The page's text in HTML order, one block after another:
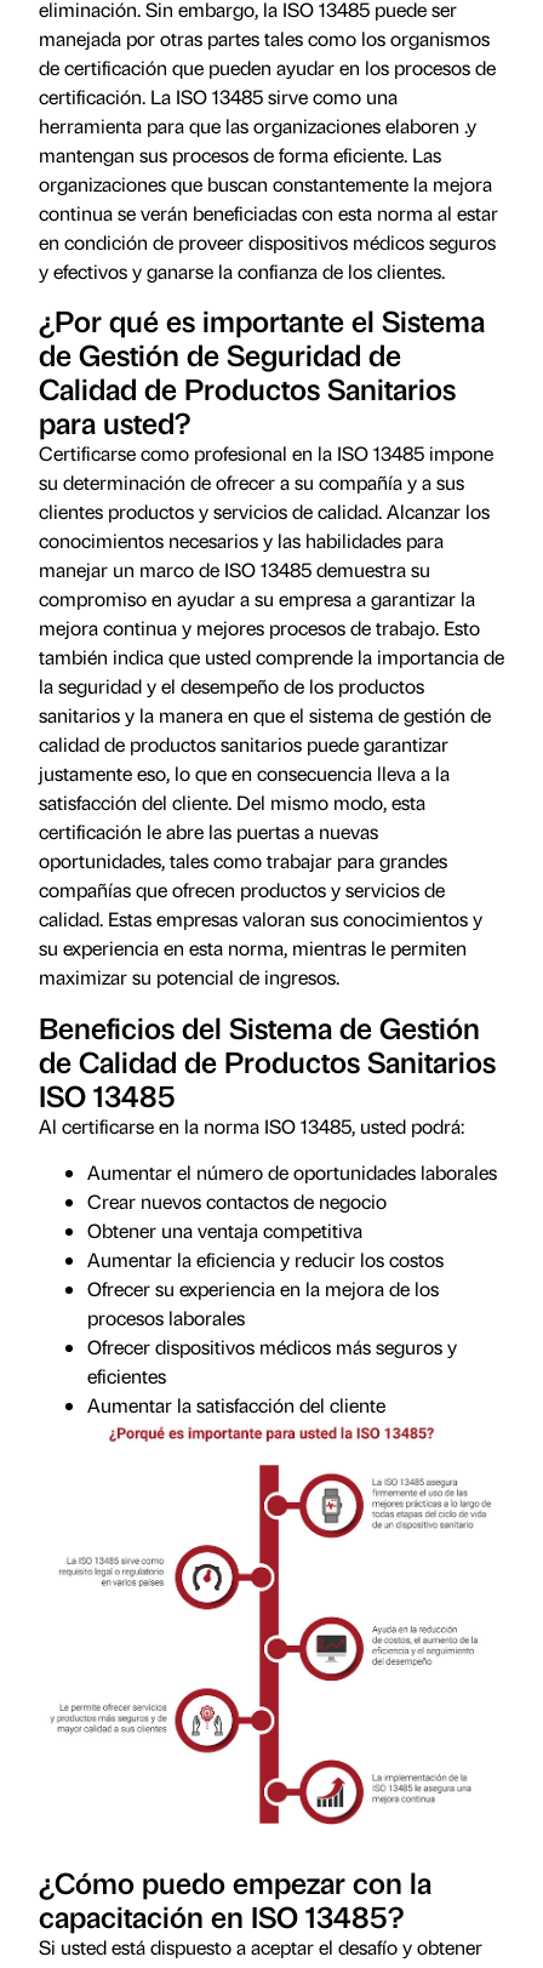
eliminación. Sin embargo, la ISO 13485 puede ser
manejada por otras partes tales como los organismos
de certificación que pueden ayudar en los procesos de
certificación. La ISO 13485 sirve como una
herramienta para que las organizaciones elaboren .y
mantengan sus procesos de forma eficiente. Las
organizaciones que buscan constantemente la mejora
continua se verán beneficiadas con esta norma al estar
en condición de proveer dispositivos médicos seguros
y efectivos y ganarse la confianza de los clientes.
¿Por qué es importante el Sistema
de Gestión de Seguridad de
Calidad de Productos Sanitarios
para usted?
Certificarse como profesional en la ISO 13485 impone
su determinación de ofrecer a su compañía y a sus
clientes productos y servicios de calidad. Alcanzar los
conocimientos necesarios y las habilidades para
manejar un marco de ISO 13485 demuestra su
compromiso en ayudar a su empresa a garantizar la
mejora continua y mejores procesos de trabajo. Esto
también indica que usted comprende la importancia de
la seguridad y el desempeño de los productos
sanitarios y la manera en que el sistema de gestión de
calidad de productos sanitarios puede garantizar
justamente eso, lo que en consecuencia lleva a la
satisfacción del cliente. Del mismo modo, esta
certificación le abre las puertas a nuevas
oportunidades, tales como trabajar para grandes
compañías que ofrecen productos y servicios de
calidad. Estas empresas valoran sus conocimientos y
su experiencia en esta norma, mientras le permiten
maximizar su potencial de ingresos.
Beneficios del Sistema de Gestión
de Calidad de Productos Sanitarios
ISO 13485
Al certificarse en la norma ISO 13485, usted podrá:
Aumentar el número de oportunidades laborales
Crear nuevos contactos de negocio
Obtener una ventaja competitiva
Aumentar la eficiencia y reducir los costos
Ofrecer su experiencia en la mejora de los
procesos laborales
Ofrecer dispositivos médicos más seguros y
eficientes
Aumentar la satisfacción del cliente
¿Cómo puedo empezar con la
capacitación en ISO 13485?
Si usted está dispuesto a aceptar el desafío y obtener